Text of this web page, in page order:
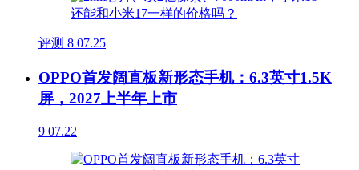
评测 8 07.25
OPPO首发阔直板新形态手机：6.3英寸1.5K
屏，2027上半年上市
9 07.22